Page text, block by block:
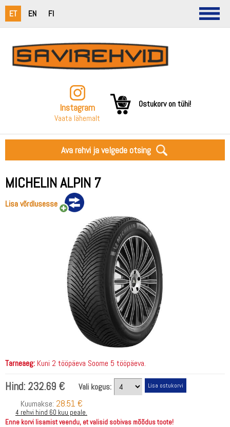
ET EN FI
Instagram
Vaata lähemalt
Ostukorv on tühi!
Ava rehvi ja velgede otsing
MICHELIN ALPIN 7
Lisa võrdlusesse
Tarneaeg: Kuni 2 tööpäeva Soome 5 tööpäeva.
Hind: 232.69 €
Vali kogus:
Kuumakse: 28.51 €
4 rehvi hind 60 kuu peale.
Enne korvi lisamist veendu, et valisid sobivas mõõdus toote!